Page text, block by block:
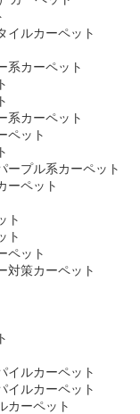
イルカーペット
系カーペット
系カーペット
ペット
ープル系カーペット
ーペット
ト
ト
ペット
対策カーペット
イルカーペット
イルカーペット
カーペット